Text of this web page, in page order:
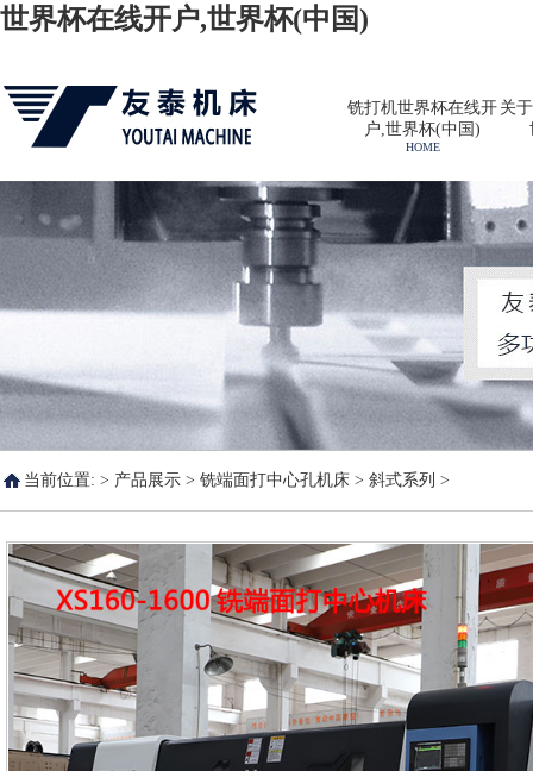
世界杯在线开户,世界杯(中国)
铣打机世界杯在线开
户,世界杯(中国)
HOME
关
当前位置: > 产品展示 > 铣端面打中心孔机床 > 斜式系列 >